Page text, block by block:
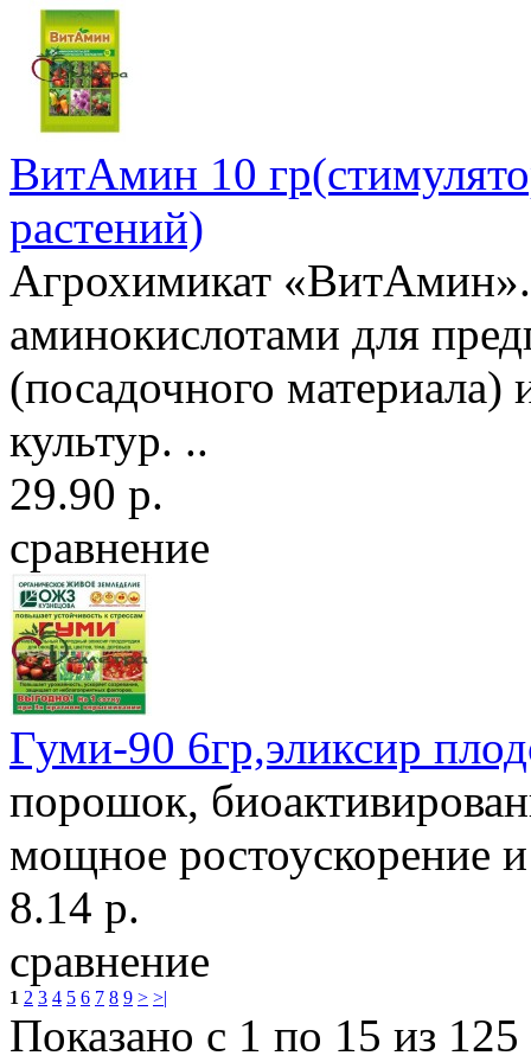
ВитАмин 10
растений)
Агрохимикат
аминокислотами для
(посадочного
культур. ..
29.90 р.
сравнение
Гуми-90 6гр,эликсир
порошок,
мощное ростоускорение
8.14 р.
сравнение
1 2 3 4 5 6 7 8 9 > >|
Показано с 1 по 15 из